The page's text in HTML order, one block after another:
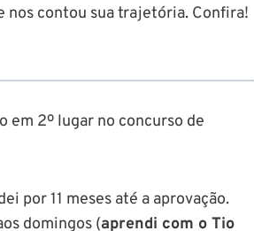
nos contou sua trajetória. Confira!
em 2º lugar no concurso de
por 11 meses até a aprovação.
domingos (aprendi com o Tio